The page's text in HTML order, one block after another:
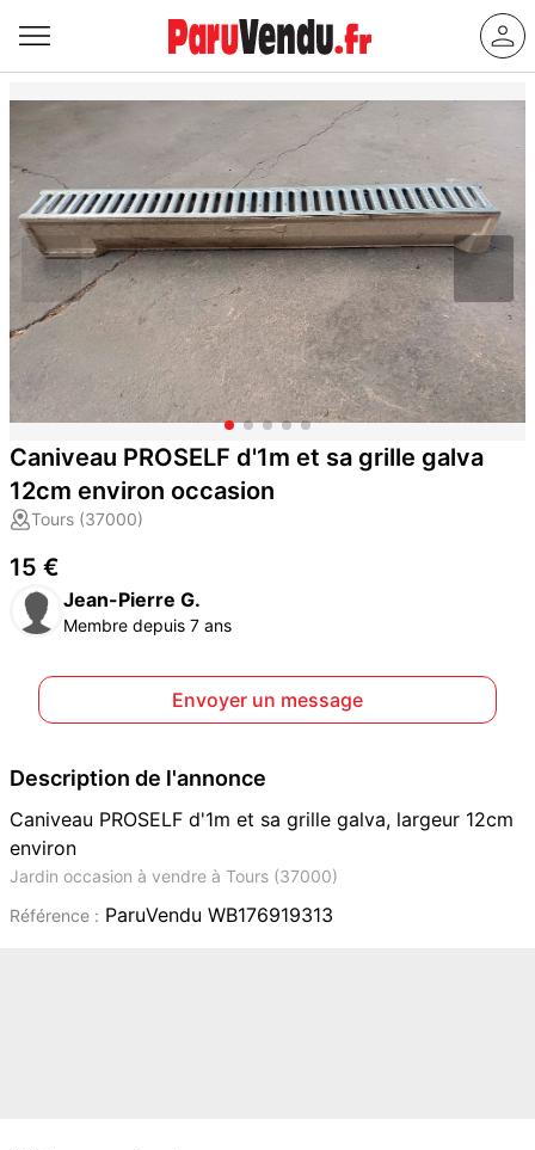
Caniveau PROSELF d'1m et sa grille galva
12cm environ occasion
Tours (37000)
15 €
Jean-Pierre G.
Membre depuis 7 ans
Envoyer un message
Description de l'annonce
Caniveau PROSELF d'1m et sa grille galva, largeur 12cm
environ
Jardin occasion à vendre à Tours (37000)
Référence : ParuVendu WB176919313